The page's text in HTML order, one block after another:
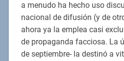
a menudo ha hecho uso
nacional de difusión (y de
ahora ya la emplea casi
de propaganda facciosa. La
de septiembre- la destinó a